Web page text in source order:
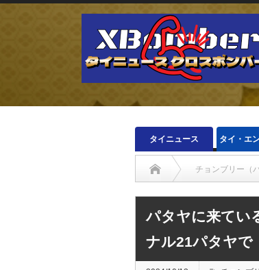
タイニュース タイ・エ
ー
チョンブリー（
パタヤに来てい
ナル21パタヤで